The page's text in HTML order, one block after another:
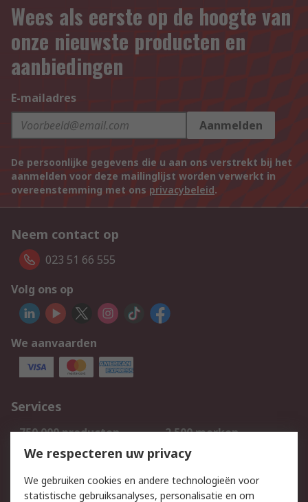
Wees als eerste op de hoogte van
onze nieuwste producten en
aanbiedingen
E-mailadres
Aanmelden
De persoonlijke gegevens die u aan ons verstrekt bij het
aanmelden voor deze mailinglijst worden verwerkt in
overeenstemming met ons privacybeleid.
Neem contact op
023 51 66 555
Volg ons op
We aanvaarden
Services
750.000 producten
2.500 merken
Bestellen
Inkoopoplossingen
Track & Trace
We respecteren uw privacy
We gebruiken cookies en andere technologieën voor
statistische gebruiksanalyses, personalisatie en om